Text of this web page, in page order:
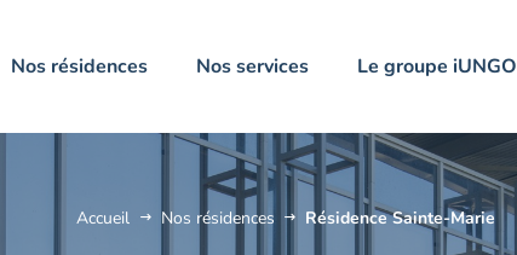
Nos résidences Nos services Le groupe iUNGO
Accueil Nos résidences Résidence Sainte-Marie